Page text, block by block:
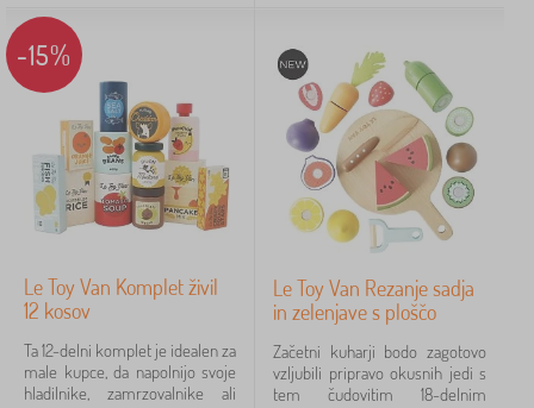
-15%
Le Toy Van Komplet živil
12 kosov
Ta 12-delni komplet je idealen za
male kupce, da napolnijo svoje
hladilnike, zamrzovalnike ali
Le Toy Van Rezanje sadja
in zelenjave s ploščo
Začetni kuharji bodo zagotovo
vzljubili pripravo okusnih jedi s
tem čudovitim 18-delnim